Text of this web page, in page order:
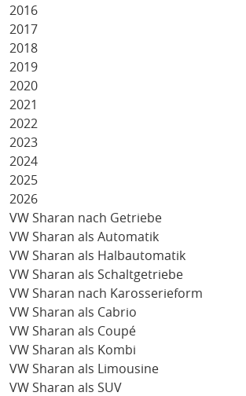
2016
2017
2018
2019
2020
2021
2022
2023
2024
2025
2026
VW Sharan nach Getriebe
VW Sharan als Automatik
VW Sharan als Halbautomatik
VW Sharan als Schaltgetriebe
VW Sharan nach Karosserieform
VW Sharan als Cabrio
VW Sharan als Coupé
VW Sharan als Kombi
VW Sharan als Limousine
VW Sharan als SUV